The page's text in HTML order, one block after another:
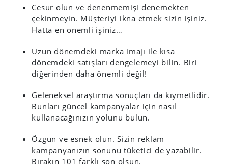
Cesur olun ve denenmemişi denemekten
çekinmeyin. Müşteriyi ikna etmek sizin işiniz.
Hatta en önemli işiniz…
Uzun dönemdeki marka imajı ile kısa
dönemdeki satışları dengelemeyi bilin. Biri
diğerinden daha önemli değil!
Geleneksel araştırma sonuçları da kıymetlidir.
Bunları güncel kampanyalar için nasıl
kullanacağınızın yolunu bulun.
Özgün ve esnek olun. Sizin reklam
kampanyanızın sonunu tüketici de yazabilir.
Bırakın 101 farklı son olsun.